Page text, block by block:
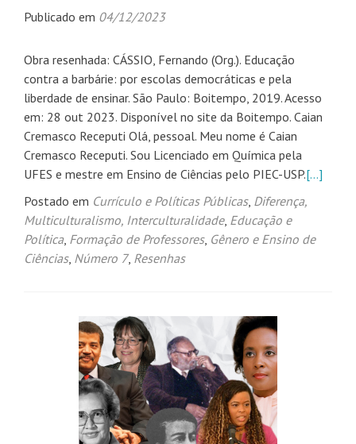
Publicado em 04/12/2023
Obra resenhada: CÁSSIO, Fernando (Org.). Educação
contra a barbárie: por escolas democráticas e pela
liberdade de ensinar. São Paulo: Boitempo, 2019. Acesso
em: 28 out 2023. Disponível no site da Boitempo. Caian
Cremasco Receputi Olá, pessoal. Meu nome é Caian
Cremasco Receputi. Sou Licenciado em Química pela
UFES e mestre em Ensino de Ciências pelo PIEC-USP.[…]
Postado em Currículo e Políticas Públicas, Diferença,
Multiculturalismo, Interculturalidade, Educação e
Política, Formação de Professores, Gênero e Ensino de
Ciências, Número 7, Resenhas